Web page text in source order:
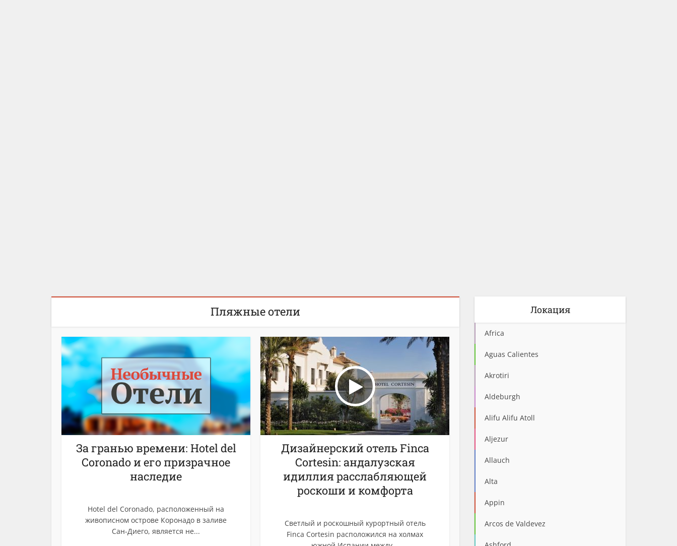
Пляжные отели
За гранью времени: Hotel del
Coronado и его призрачное
наследие
Hotel del Coronado, расположенный на
живописном острове Коронадо в заливе
Сан-Диего, является не...
Дизайнерский отель Finca
Cortesin: андалузская
идиллия расслабляющей
роскоши и комфорта
Светлый и роскошный курортный отель
Finca Cortesin расположился на холмах
Локация
Africa
Aguas Calientes
Akrotiri
Aldeburgh
Alifu Alifu Atoll
Aljezur
Allauch
Alta
Appin
Arcos de Valdevez